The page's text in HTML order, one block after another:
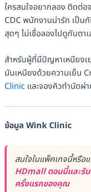
ใครสนใจอยากลอง ติดต่อ
CDC พนักงานน่ารัก เป็น
สุดๆ ไม่เชื่อลองไปดูกับตา
สำหรับผู้ที่มีปัญหาเหนียงเ
มันเหนียงด้วยความเย็น
Clinic และจองคิวทำนัดผ่
ข้อมูล Wink Clinic
สนใจในแพ็คเกจนี้หรือ
HDmall ตอนนี้และรั
ครั้งแรกของคุณ